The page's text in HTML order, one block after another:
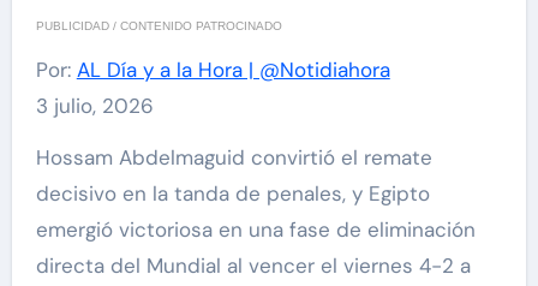
PUBLICIDAD / CONTENIDO PATROCINADO
Por: AL Día y a la Hora | @Notidiahora
3 julio, 2026
Hossam Abdelmaguid convirtió el remate
decisivo en la tanda de penales, y Egipto
emergió victoriosa en una fase de eliminación
directa del Mundial al vencer el viernes 4-2 a